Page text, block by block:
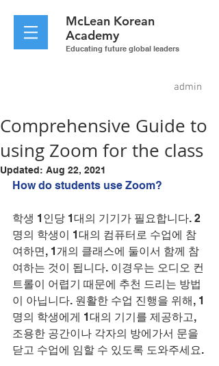
McLean Korean
Academy
Educating future global leaders
admin
Comprehensive Guide to
using Zoom for the class
Updated: Aug 22, 2021
How do students use Zoom?
학생 1인당 1대의 기기가 필요합니다. 2
명의 학생이 1대의 컴퓨터로 수업에 참
여하면, 1개의 클래스에 둘이서 함께 참
여하는 것이 됩니다. 이경우는 오디오 컨
트롤이 어렵기 때문에 추천 드리는 방법
이 아닙니다. 원활한 수업 진행을 위해, 1
명의 학생에게 1대의 기기를 제공하고,
조용한 공간이나 각자의 방에가서 문을
닫고 수업에 임할 수 있도록 도와주세요.